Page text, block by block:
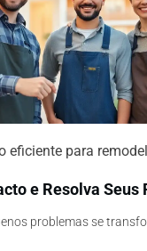
eficiente para
e Resolva
problemas se